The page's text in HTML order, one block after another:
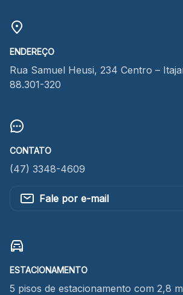
ENDEREÇO
Rua Samuel Heusi, 234 Centro –
88.301-320
CONTATO
(47) 3348-4609
Fale por e-mail
ESTACIONAMENTO
5 pisos de estacionamento com 2,8